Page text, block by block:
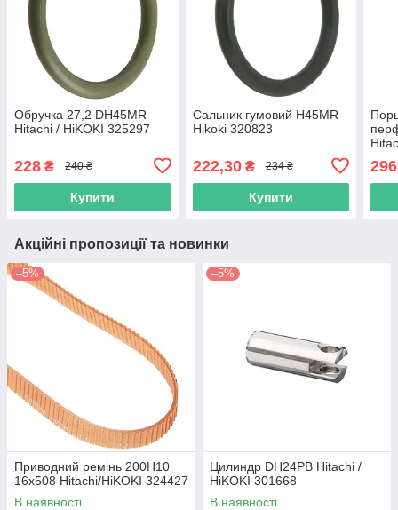
Обручка 27,2 DH45MR
Hitachi / HiKOKI 325297
228 ₴ 240 ₴
Купити
Сальник гумовий H45MR
Hikoki 320823
222,30₴ 234 ₴
Купити
Акційні пропозиції та новинки
–5%
Приводний ремінь 200Н10
16х508 Hitachi/HiKOKI 324427
В наявності
–5%
Цилиндр DH24PB Hitachi /
HiKOKI 301668
В наявності